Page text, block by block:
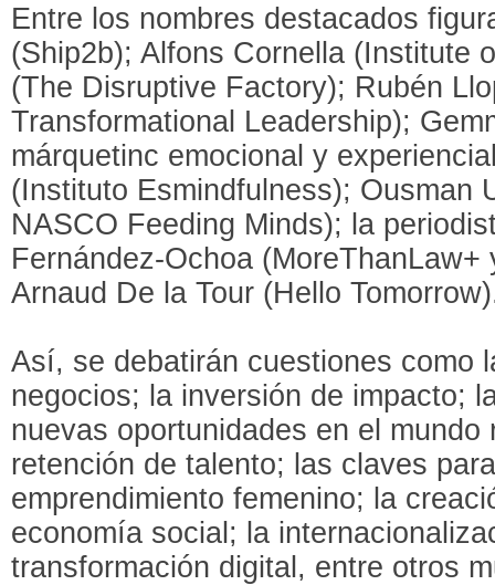
Entre los nombres destacados
(Ship2b); Alfons Cornella (Institute
(The Disruptive Factory); Rubén
Transformational Leadership);
márquetinc emocional y
(Instituto Esmindfulness); Ousman
NASCO Feeding Minds); la
Fernández-Ochoa
Arnaud De la Tour (Hello
Así, se debatirán cuestiones como
negocios; la inversión de impacto;
nuevas oportunidades en el
retención de talento; las claves
emprendimiento femenino; la
economía social; la
transformación digital, entre otros